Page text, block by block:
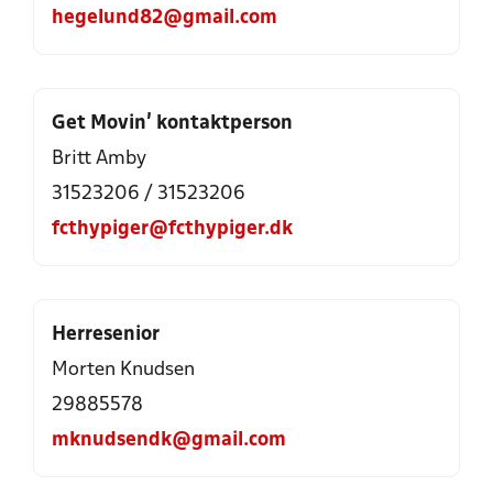
hegelund82@gmail.com
Get Movin’ kontaktperson
Britt Amby
31523206 / 31523206
fcthypiger@fcthypiger.dk
Herresenior
Morten Knudsen
29885578
mknudsendk@gmail.com